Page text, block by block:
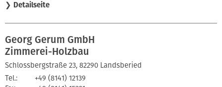
❯ Detailseite
Georg Gerum GmbH
Zimmerei-Holzbau
Schlossbergstraße 23, 82290 Landsberied
Tel.:
+49 (8141) 12139